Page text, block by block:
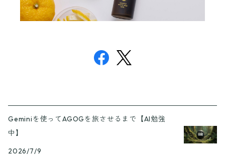
Geminiを使ってAGOGを旅させるまで【AI勉強
中】
2026/7/9